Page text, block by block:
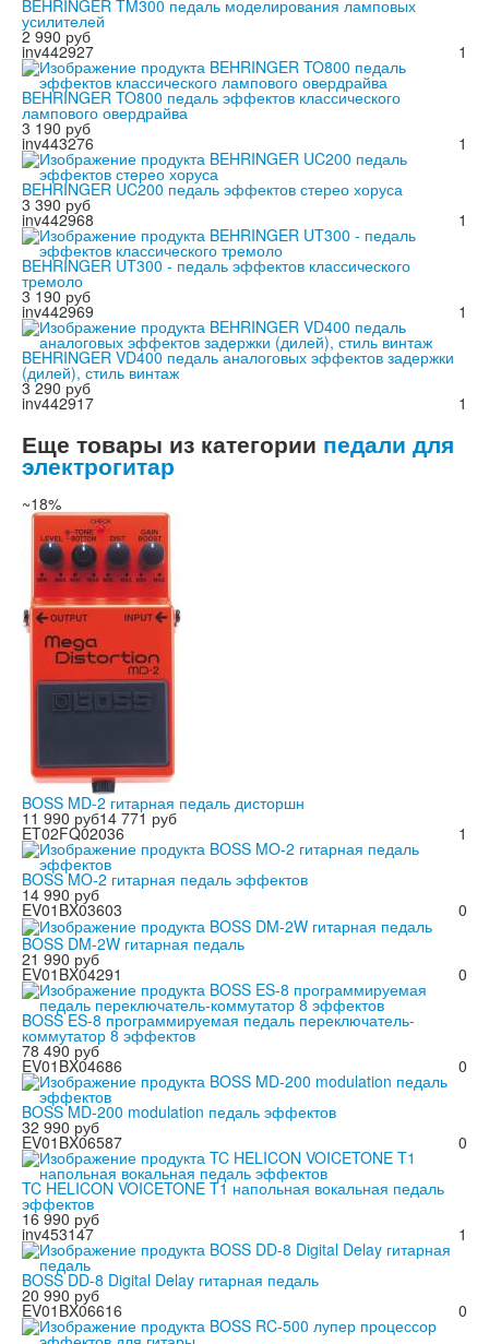
BEHRINGER TM300 педаль моделирования ламповых
усилителей
2 990 руб
1
inv442927
BEHRINGER TO800 педаль эффектов классического
лампового овердрайва
3 190 руб
1
inv443276
BEHRINGER UC200 педаль эффектов стерео хоруса
3 390 руб
1
inv442968
BEHRINGER UT300 - педаль эффектов классического
тремоло
3 190 руб
1
inv442969
BEHRINGER VD400 педаль аналоговых эффектов задержки
(дилей), стиль винтаж
3 290 руб
1
inv442917
Еще товары из категории педали для
электрогитар
~18%
BOSS MD-2 гитарная педаль дисторшн
11 990 руб14 771 руб
1
ET02FQ02036
BOSS MO-2 гитарная педаль эффектов
14 990 руб
0
EV01BX03603
BOSS DM-2W гитарная педаль
21 990 руб
0
EV01BX04291
BOSS ES-8 программируемая педаль переключатель-
коммутатор 8 эффектов
78 490 руб
0
EV01BX04686
BOSS MD-200 modulation педаль эффектов
32 990 руб
0
EV01BX06587
TC HELICON VOICETONE T1 напольная вокальная педаль
эффектов
16 990 руб
1
inv453147
BOSS DD-8 Digital Delay гитарная педаль
20 990 руб
0
EV01BX06616